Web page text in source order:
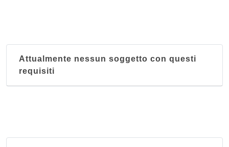
Attualmente nessun soggetto con questi
requisiti